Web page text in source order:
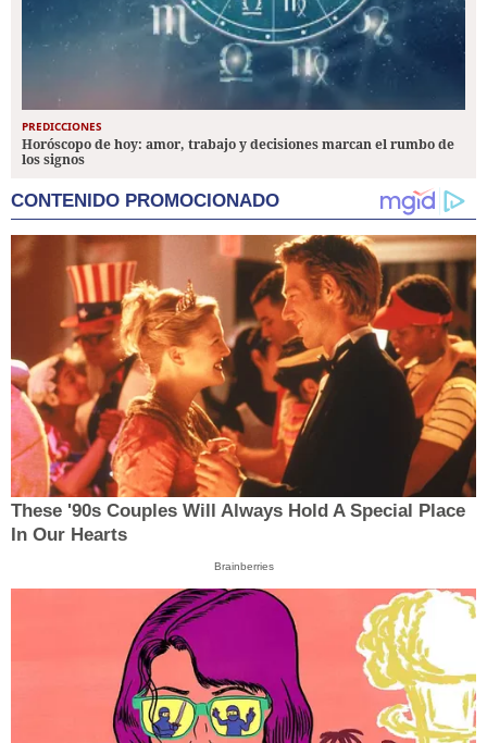
PREDICCIONES
Horóscopo de hoy: amor, trabajo y decisiones marcan el rumbo de
los signos
CONTENIDO PROMOCIONADO
These '90s Couples Will Always Hold A Special Place
In Our Hearts
Brainberries